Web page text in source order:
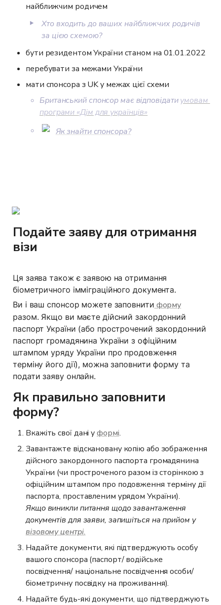
найближчим родичем
‣
Хто входить до ваших найближчих родичів
за цією схемою?
бути резидентом України станом на 01.01.2022
перебувати за межами України
мати спонсора з UK у межах цієї схеми
Британський спонсор має відповідати умовам
програми «Дім для українців»
Як знайти спонсора?
Подайте заяву для отримання
візи
Ця заява також є заявою на отримання
біометричного імміграційного документа.
Ви і ваш спонсор можете заповнити форму
разом. Якщо ви маєте дійсний закордонний
паспорт України (або прострочений закордонний
паспорт громадянина України з офіційним
штампом уряду України про продовження
терміну його дії), можна заповнити форму та
подати заяву онлайн.
Як правильно заповнити
форму?
Вкажіть свої дані у формі.
Завантажте відскановану копію або зображення
дійсного закордонного паспорта громадянина
України (чи простроченого разом із сторінкою з
офіційним штампом про подовження терміну дії
Якщо виникли питання щодо завантаження
документів для заяви, запишіться на прийом у
візовому центрі.
Надайте документи, які підтверджують особу
вашого спонсора (паспорт/ водійське
посвідчення/ національне посвідчення особи/
біометричну посвідку на проживання).
Надайте будь-які документи, що підтверджують